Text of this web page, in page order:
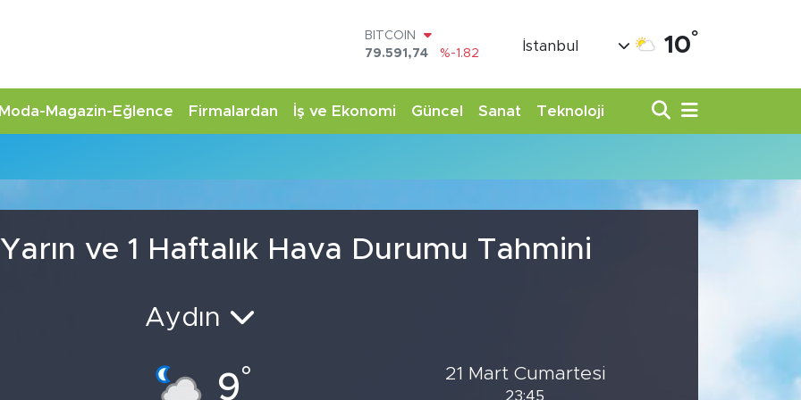
BITCOIN
79.591,74
%-1.82
45,43620
%0.02
EURO
BİST100
İstanbul 10°
Moda-Magazin-Eğlence Firmalardan İş ve Ekonomi Güncel Sanat Teknoloji
ve 1 Haftalık Hava Durumu Tahmini
Aydın
9° 21 Mart Cumartesi
23:45